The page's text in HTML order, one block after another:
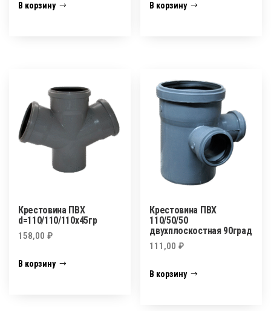
В корзину В корзину
Крестовина ПВХ
d=110/110/110х45гр
158,00 ₽
В корзину
Крестовина ПВХ
110/50/50
двухплоскостная 90град
111,00₽
В корзину